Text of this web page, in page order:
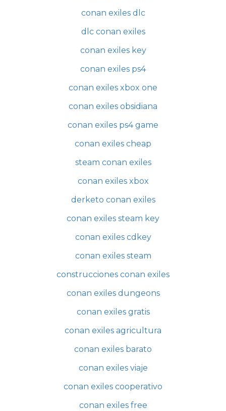
conan exiles dlc
dlc conan exiles
conan exiles key
conan exiles ps4
conan exiles xbox one
conan exiles obsidiana
conan exiles ps4 game
conan exiles cheap
steam conan exiles
conan exiles xbox
derketo conan exiles
conan exiles steam key
conan exiles cdkey
conan exiles steam
construcciones conan exiles
conan exiles dungeons
conan exiles gratis
conan exiles agricultura
conan exiles barato
conan exiles viaje
conan exiles cooperativo
conan exiles free